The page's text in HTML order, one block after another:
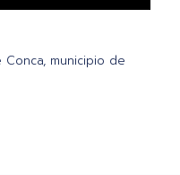
municipio de